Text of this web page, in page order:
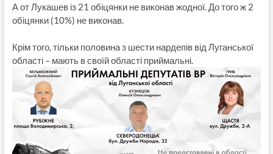
А от Лукашев із 21 обіцянки не виконав жодної. До того ж 2
обіцянки (10%) не виконав.
Крім того, тільки половина з шести нардепів від Луганської
області – мають в своїй області приймальні.